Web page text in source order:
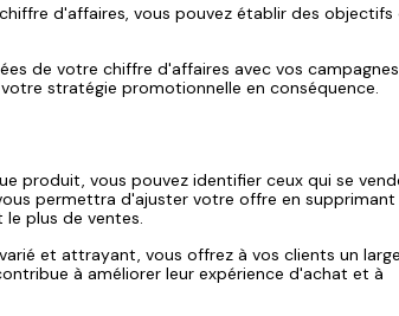
d'affaires, vous pouvez établir des objectifs
de votre chiffre d'affaires avec vos campagnes
stratégie promotionnelle en conséquence.
produit, vous pouvez identifier ceux qui se
permettra d'ajuster votre offre en supprimant
plus de ventes.
et attrayant, vous offrez à vos clients un
à améliorer leur expérience d'achat et à